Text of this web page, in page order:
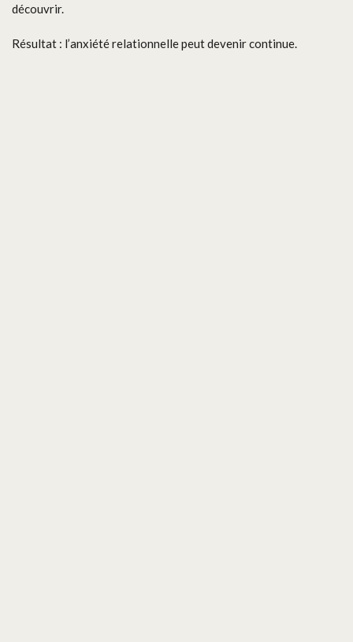
découvrir.
Résultat : l’anxiété relationnelle peut devenir continue.